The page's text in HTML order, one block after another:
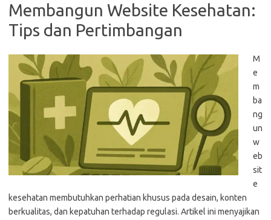
Membangun Website Kesehatan:
Tips dan Pertimbangan
M
e
m
ba
ng
un
w
eb
sit
e
kesehatan membutuhkan perhatian khusus pada desain, konten
berkualitas, dan kepatuhan terhadap regulasi. Artikel ini menyajikan